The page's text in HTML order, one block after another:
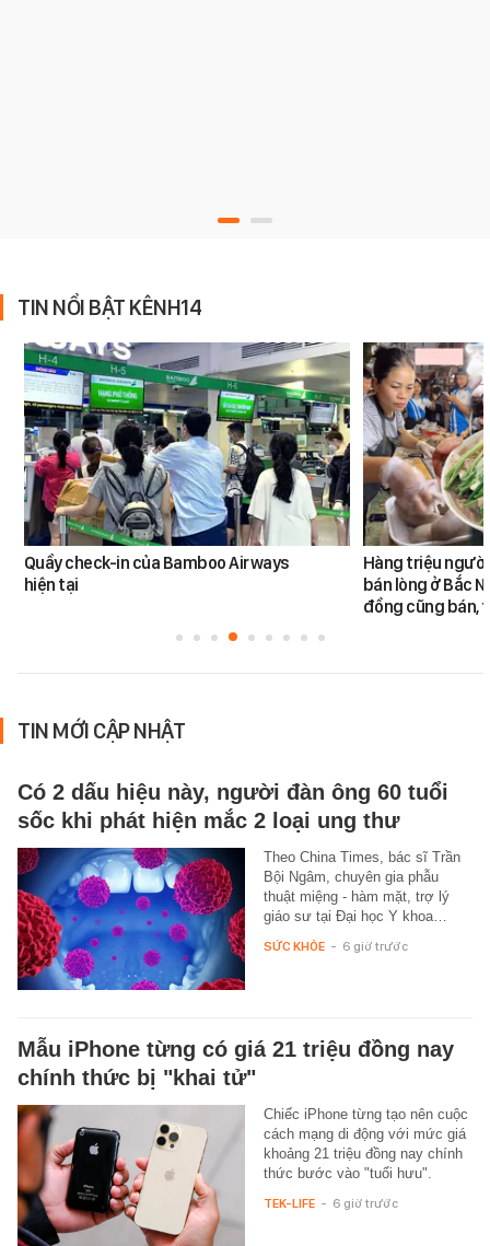
TIN NỔI BẬT KÊNH14
Quầy check-in của Bamboo Airways
hiện tại
Hàng triệu
bán lòng ở Bắc
đồng cũng bán,
TIN MỚI CẬP NHẬT
Có 2 dấu hiệu này, người đàn ông 60 tuổi
sốc khi phát hiện mắc 2 loại ung thư
Theo China Times, bác sĩ Trần
Bội Ngâm, chuyên gia phẫu
thuật miệng - hàm mặt, trợ lý
giáo sư tại Đại học Y khoa…
SỨC KHỎE - 6 giờ trước
Mẫu iPhone từng có giá 21 triệu đồng nay
chính thức bị "khai tử"
Chiếc iPhone từng tạo nên cuộc
cách mạng di động với mức giá
khoảng 21 triệu đồng nay chính
thức bước vào "tuổi hưu".
TEK-LIFE - 6 giờ trước